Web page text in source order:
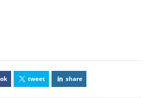
tweet share